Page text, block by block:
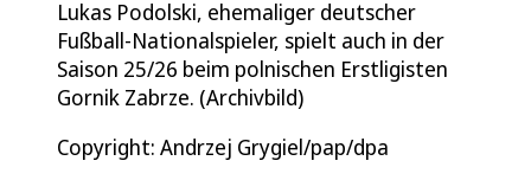
Lukas Podolski, ehemaliger deutscher
Fußball-Nationalspieler, spielt auch in der
Saison 25/26 beim polnischen Erstligisten
Gornik Zabrze. (Archivbild)
Copyright: Andrzej Grygiel/pap/dpa